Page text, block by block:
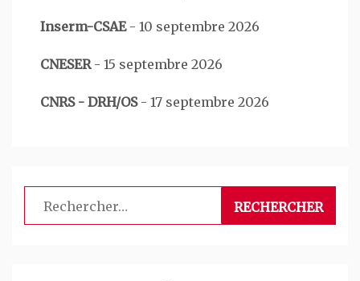
Inserm-CSAE- 10 septembre 2026
CNESER- 15 septembre 2026
CNRS - DRH/OS- 17 septembre 2026
Rechercher :